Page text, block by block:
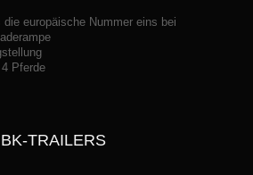
europäische Nummer eins bei
Pferde
BK-TRAILERS